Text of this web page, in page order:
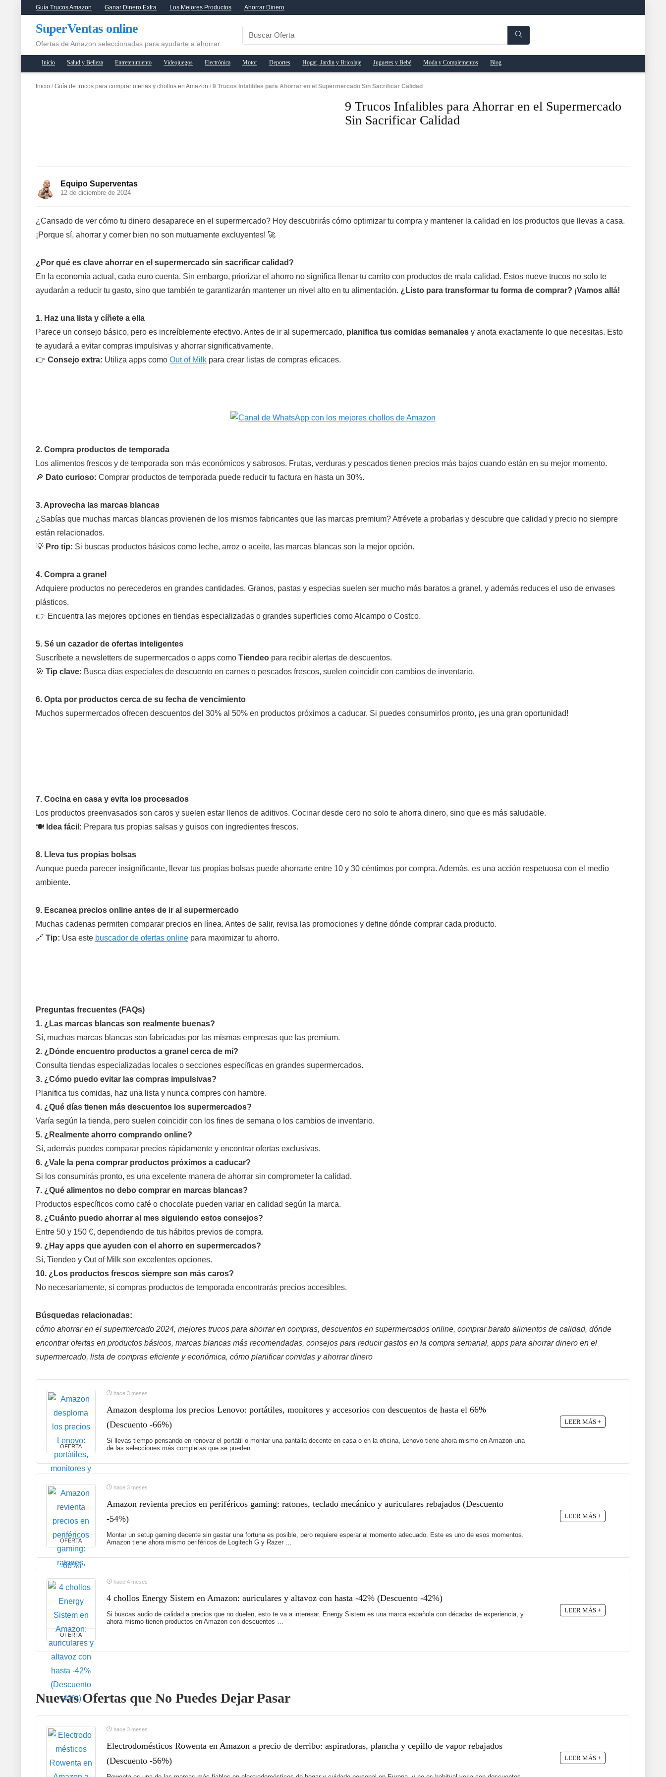
Guía Trucos Amazon Ganar Dinero Extra Los Mejores Productos Ahorrar Dinero
SuperVentas online
Ofertas de Amazon seleccionadas para ayudarte a ahorrar
Inicio Salud y Belleza Entretenimiento Videojuegos Electrónica Motor Deportes Hogar, Jardin y Bricolaje Juguetes y Bebé Moda y Complementos Blog
Inicio / Guía de trucos para comprar ofertas y chollos en Amazon / 9 Trucos Infalibles para Ahorrar en el Supermercado Sin Sacrificar Calidad
9 Trucos Infalibles para Ahorrar en el Supermercado
Sin Sacrificar Calidad
Equipo Superventas
12 de diciembre de 2024
¿Cansado de ver cómo tu dinero desaparece en el supermercado? Hoy descubrirás cómo optimizar tu compra y mantener la calidad en los productos que llevas a casa.
¡Porque sí, ahorrar y comer bien no son mutuamente excluyentes! 🚀
¿Por qué es clave ahorrar en el supermercado sin sacrificar calidad?
En la economía actual, cada euro cuenta. Sin embargo, priorizar el ahorro no significa llenar tu carrito con productos de mala calidad. Estos nueve trucos no solo te
ayudarán a reducir tu gasto, sino que también te garantizarán mantener un nivel alto en tu alimentación. ¿Listo para transformar tu forma de comprar? ¡Vamos allá!
1. Haz una lista y cíñete a ella
Parece un consejo básico, pero es increíblemente efectivo. Antes de ir al supermercado, planifica tus comidas semanales y anota exactamente lo que necesitas. Esto
te ayudará a evitar compras impulsivas y ahorrar significativamente.
👉 Consejo extra: Utiliza apps como Out of Milk para crear listas de compras eficaces.
2. Compra productos de temporada
Los alimentos frescos y de temporada son más económicos y sabrosos. Frutas, verduras y pescados tienen precios más bajos cuando están en su mejor momento.
🔎 Dato curioso: Comprar productos de temporada puede reducir tu factura en hasta un 30%.
3. Aprovecha las marcas blancas
¿Sabías que muchas marcas blancas provienen de los mismos fabricantes que las marcas premium? Atrévete a probarlas y descubre que calidad y precio no siempre
están relacionados.
💡 Pro tip: Si buscas productos básicos como leche, arroz o aceite, las marcas blancas son la mejor opción.
4. Compra a granel
Adquiere productos no perecederos en grandes cantidades. Granos, pastas y especias suelen ser mucho más baratos a granel, y además reduces el uso de envases
plásticos.
👉 Encuentra las mejores opciones en tiendas especializadas o grandes superficies como Alcampo o Costco.
5. Sé un cazador de ofertas inteligentes
Suscríbete a newsletters de supermercados o apps como Tiendeo para recibir alertas de descuentos.
🎯 Tip clave: Busca días especiales de descuento en carnes o pescados frescos, suelen coincidir con cambios de inventario.
6. Opta por productos cerca de su fecha de vencimiento
Muchos supermercados ofrecen descuentos del 30% al 50% en productos próximos a caducar. Si puedes consumirlos pronto, ¡es una gran oportunidad!
7. Cocina en casa y evita los procesados
Los productos preenvasados son caros y suelen estar llenos de aditivos. Cocinar desde cero no solo te ahorra dinero, sino que es más saludable.
🍽 Idea fácil: Prepara tus propias salsas y guisos con ingredientes frescos.
8. Lleva tus propias bolsas
Aunque pueda parecer insignificante, llevar tus propias bolsas puede ahorrarte entre 10 y 30 céntimos por compra. Además, es una acción respetuosa con el medio
ambiente.
9. Escanea precios online antes de ir al supermercado
Muchas cadenas permiten comparar precios en línea. Antes de salir, revisa las promociones y define dónde comprar cada producto.
🔗 Tip: Usa este buscador de ofertas online para maximizar tu ahorro.
Preguntas frecuentes (FAQs)
1. ¿Las marcas blancas son realmente buenas?
Sí, muchas marcas blancas son fabricadas por las mismas empresas que las premium.
2. ¿Dónde encuentro productos a granel cerca de mí?
Consulta tiendas especializadas locales o secciones específicas en grandes supermercados.
3. ¿Cómo puedo evitar las compras impulsivas?
Planifica tus comidas, haz una lista y nunca compres con hambre.
4. ¿Qué días tienen más descuentos los supermercados?
Varía según la tienda, pero suelen coincidir con los fines de semana o los cambios de inventario.
5. ¿Realmente ahorro comprando online?
Sí, además puedes comparar precios rápidamente y encontrar ofertas exclusivas.
6. ¿Vale la pena comprar productos próximos a caducar?
Si los consumirás pronto, es una excelente manera de ahorrar sin comprometer la calidad.
7. ¿Qué alimentos no debo comprar en marcas blancas?
Productos específicos como café o chocolate pueden variar en calidad según la marca.
8. ¿Cuánto puedo ahorrar al mes siguiendo estos consejos?
Entre 50 y 150 €, dependiendo de tus hábitos previos de compra.
9. ¿Hay apps que ayuden con el ahorro en supermercados?
Sí, Tiendeo y Out of Milk son excelentes opciones.
10. ¿Los productos frescos siempre son más caros?
No necesariamente, si compras productos de temporada encontrarás precios accesibles.
Búsquedas relacionadas:
cómo ahorrar en el supermercado 2024, mejores trucos para ahorrar en compras, descuentos en supermercados online, comprar barato alimentos de calidad, dónde
encontrar ofertas en productos básicos, marcas blancas más recomendadas, consejos para reducir gastos en la compra semanal, apps para ahorrar dinero en el
supermercado, lista de compras eficiente y económica, cómo planificar comidas y ahorrar dinero
OFERTA
hace 3 meses
Amazon desploma los precios Lenovo: portátiles, monitores y accesorios con descuentos de hasta el 66%
(Descuento -66%)
Si llevas tiempo pensando en renovar el portátil o montar una pantalla decente en casa o en la oficina, Lenovo tiene ahora mismo en Amazon una
de las selecciones más completas que se pueden …
LEER MÁS +
OFERTA
hace 3 meses
Amazon revienta precios en periféricos gaming: ratones, teclado mecánico y auriculares rebajados (Descuento
-54%)
Montar un setup gaming decente sin gastar una fortuna es posible, pero requiere esperar al momento adecuado. Este es uno de esos momentos.
Amazon tiene ahora mismo periféricos de Logitech G y Razer …
LEER MÁS +
OFERTA
hace 4 meses
4 chollos Energy Sistem en Amazon: auriculares y altavoz con hasta -42% (Descuento -42%)
Si buscas audio de calidad a precios que no duelen, esto te va a interesar. Energy Sistem es una marca española con décadas de experiencia, y
ahora mismo tienen productos en Amazon con descuentos …
LEER MÁS +
Nuevas Ofertas que No Puedes Dejar Pasar
hace 3 meses
Electrodomésticos Rowenta en Amazon a precio de derribo: aspiradoras, plancha y cepillo de vapor rebajados
(Descuento -56%)
LEER MÁS +